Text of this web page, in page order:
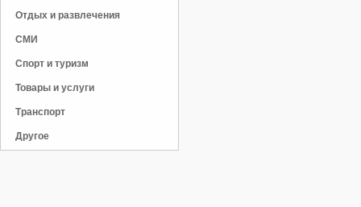
Отдых и развлечения
СМИ
Спорт и туризм
Товары и услуги
Транспорт
Другое